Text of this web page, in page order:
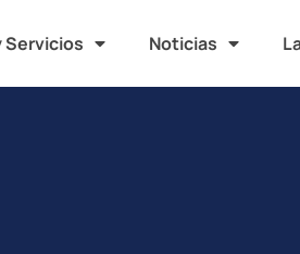
Servicios Noticias